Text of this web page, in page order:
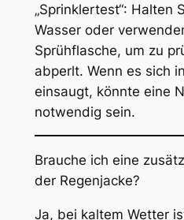
„Sprinklertest“: Halten
Wasser oder
Sprühflasche, um zu
abperlt. Wenn es sich
einsaugt, könnte eine
notwendig sein.
Brauche ich eine
der Regenjacke?
Ja, bei kaltem Wetter